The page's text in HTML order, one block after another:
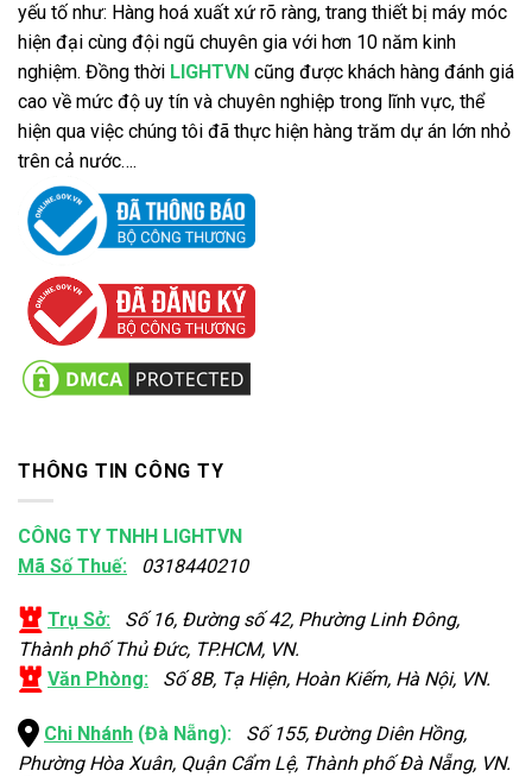
yếu tố như: Hàng hoá xuất xứ rõ ràng, trang thiết bị máy móc
hiện đại cùng đội ngũ chuyên gia với hơn 10 năm kinh
nghiệm. Đồng thời LIGHTVN cũng được khách hàng đánh giá
cao về mức độ uy tín và chuyên nghiệp trong lĩnh vực, thể
hiện qua việc chúng tôi đã thực hiện hàng trăm dự án lớn nhỏ
trên cả nước….
THÔNG TIN CÔNG TY
CÔNG TY TNHH LIGHTVN
Mã Số Thuế: 0318440210
Trụ Sở: Số 16, Đường số 42, Phường Linh Đông,
Thành phố Thủ Đức, TP.HCM, VN.
Văn Phòng: Số 8B, Tạ Hiện, Hoàn Kiếm, Hà Nội, VN.
Chi Nhánh (Đà Nẵng): Số 155, Đường Diên Hồng,
Phường Hòa Xuân, Quận Cẩm Lệ, Thành phố Đà Nẵng, VN.